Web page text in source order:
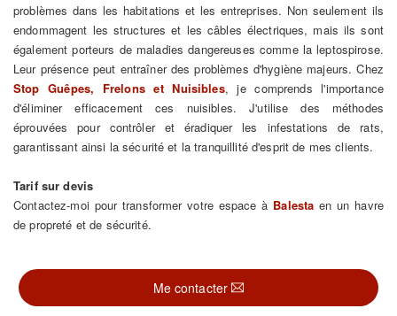
problèmes dans les habitations et les entreprises. Non seulement ils
endommagent les structures et les câbles électriques, mais ils sont
également porteurs de maladies dangereuses comme la leptospirose.
Leur présence peut entraîner des problèmes d'hygiène majeurs. Chez
Stop Guêpes, Frelons et Nuisibles, je comprends l'importance
d'éliminer efficacement ces nuisibles. J'utilise des méthodes
éprouvées pour contrôler et éradiquer les infestations de rats,
garantissant ainsi la sécurité et la tranquillité d'esprit de mes clients.
Tarif sur devis
Contactez-moi pour transformer votre espace à Balesta en un havre
de propreté et de sécurité.
Me contacter